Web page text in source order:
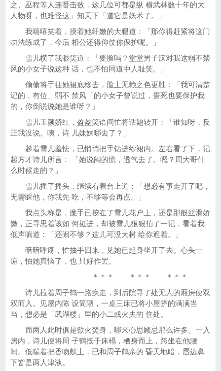
之、巫程等人连番击败，这几位可都是纵 横武林数十年的大
人物呀，也难怪这」知天下「道它是妖术了。」
我嘻嘻笑着，摸着她纤嫩的大腿道：「那你得赶紧将这门
功法练成了，今后 相公还得仰仗你保护呢。」
雪儿横了我眼笑道：「要脸吗？堂堂男子汉对我这弱不禁
风的小女子说这种 话，也不怕同道中人耻笑。」
偷偷将手往她裙底移去，脸上无赖之色更胜：「我可清楚
记的，有位」弱不 禁风「的小女子曾说过，誓死也要保护我
的，你倒说说她是谁呀？」
雪儿玉颜娇红，盈盈笑语间忙将话题转开：「谁知呀，反
正我没说。咦，诗 儿妹妹哪去了？」
趁着雪儿羞怯，已悄悄把手钻进纱裙内。左右看了下，记
起方才诗儿所言： 「她说闷的慌，透气去了。嗯？周大哥什
么时候走的？」
雪儿摇了摇头，继续看着台上道：「想必有事走开了吧，
无需睬他，你我先 吃，不够等会再点。」
我点头称是，魔手已按在了雪儿花户上，还是那般丝滑娇
嫩，正寻思着该如 何挺进，却被雪儿狠狠拍了一记，看着我
低声嗔道：「还闹不够？这儿可没大树 给你遮着。」
暗暗呼疼，忙抽手回来，见她已起身坐开了去。心头一
凉，怕她真恼了，也 只好作罢。
＊＊＊ ＊＊＊ ＊＊＊
诗儿拉着周子鹤一路疾走，到后院寻了处无人的厢房便双
双而入。见屋内陈 设简陋，一桌三床已将小屋挤的满满当
当，想必是「武湖楼」里的小二或火夫的 住处。
而两人此时俱是欲火焚身，哪来心思顾忌那么许多。一入
房内，诗儿便将周 子鹤按于床榻，栖身而上，跨坐在他腰
间。低喘着把香吻献上，已和周子鹤亲的 昏天地暗，唇边鼻
下皆是两人津液。